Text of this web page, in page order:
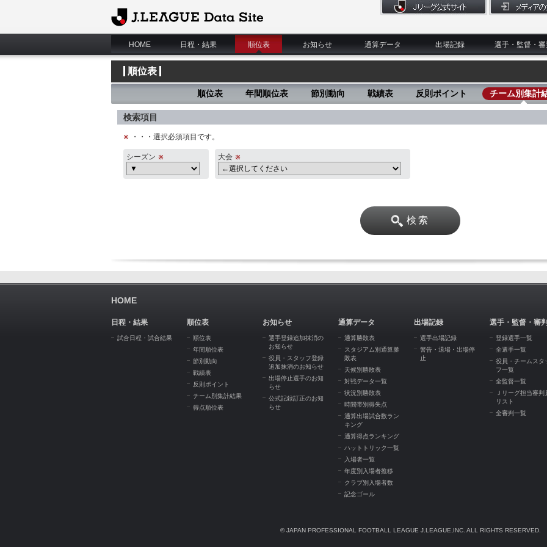
J.League Data Site
HOME 日程・結果 順位表 お知らせ 通算データ 出場記録 選手・監督・審
順位表
順位表 年間順位表 節別動向 戦績表 反則ポイント チーム別集計
検索項目
・・・選択必須項目です。
シーズン 大会
検索
HOME
日程・結果
試合日程・試合結果
順位表
順位表
年間順位表
節別動向
戦績表
反則ポイント
チーム別集計結果
得点順位表
お知らせ
選手登録追加抹消の
お知らせ
役員・スタッフ登録
追加抹消のお知らせ
出場停止選手のお知
らせ
公式記録訂正のお知
らせ
通算データ
通算勝敗表
スタジアム別通算勝
敗表
天候別勝敗表
対戦データ一覧
状況別勝敗表
時間帯別得失点
通算出場試合数ラン
キング
通算得点ランキング
ハットトリック一覧
入場者一覧
年度別入場者推移
クラブ別入場者数
記念ゴール
出場記録
選手出場記録
警告・退場・出場停
止
選手・監督・審判
登録選手一覧
全選手一覧
役員・チームスタ
フ一覧
全監督一覧
Ｊリーグ担当審判
リスト
全審判一覧
© JAPAN PROFESSIONAL FOOTBALL LEAGUE J.LEAGUE,INC. ALL RIGHTS RESERVED.